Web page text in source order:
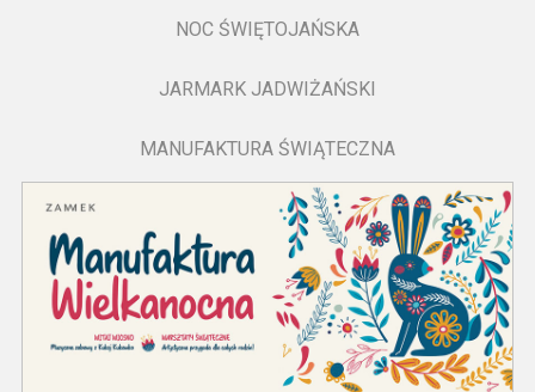
NOC ŚWIĘTOJAŃSKA
JARMARK JADWIŻAŃSKI
MANUFAKTURA ŚWIĄTECZNA